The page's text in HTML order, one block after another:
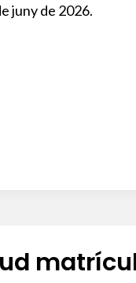
juny de 2026.